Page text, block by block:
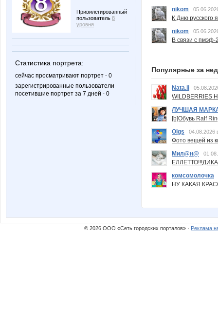
Привилегированный
пользователь 8
уровня
Статистика портрета:
сейчас просматривают портрет - 0
зарегистрированные пользователи
посетившие портрет за 7 дней - 0
nikom
К Дню русского
nikom
В связи с пмэф-
Популярные за
Nata.li
ЛУЧШАЯ
[b]Обувь Ralf
Olgs
04.08.2026
Фото вещей из
Мил@н@
комсомолочка
НУ КАКАЯ
© 2026 ООО «Сеть городских порталов» · Реклама